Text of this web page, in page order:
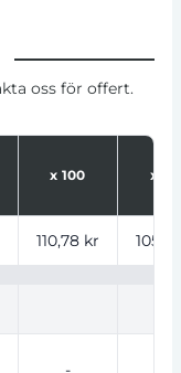
oss för offert.
x 100 x
110,78 kr